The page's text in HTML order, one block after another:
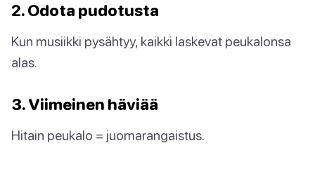
2. Odota pudotusta
Kun musiikki pysähtyy, kaikki laskevat peukalonsa
alas.
3. Viimeinen häviää
Hitain peukalo = juomarangaistus.